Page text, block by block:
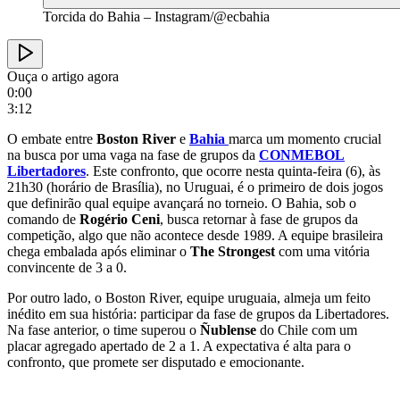
Torcida do Bahia – Instagram/@ecbahia
Ouça o artigo agora
0:00
3:12
O embate entre Boston River e Bahia marca um momento crucial
na busca por uma vaga na fase de grupos da CONMEBOL
Libertadores. Este confronto, que ocorre nesta quinta-feira (6), às
21h30 (horário de Brasília), no Uruguai, é o primeiro de dois jogos
que definirão qual equipe avançará no torneio. O Bahia, sob o
comando de Rogério Ceni, busca retornar à fase de grupos da
competição, algo que não acontece desde 1989. A equipe brasileira
chega embalada após eliminar o The Strongest com uma vitória
convincente de 3 a 0.
Por outro lado, o Boston River, equipe uruguaia, almeja um feito
inédito em sua história: participar da fase de grupos da Libertadores.
Na fase anterior, o time superou o Ñublense do Chile com um
placar agregado apertado de 2 a 1. A expectativa é alta para o
confronto, que promete ser disputado e emocionante.